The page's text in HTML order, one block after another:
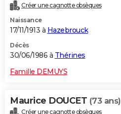
Créer une cagnotte obsèques
Naissance
17/11/1913 à Hazebrouck
Décès
30/06/1986 à Thérines
Famille DEMUYS
Maurice DOUCET (73 ans)
Créer une cagnotte obsèques